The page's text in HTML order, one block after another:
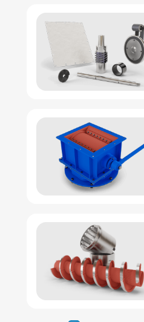
Габаритные размеры,
Масса, кг